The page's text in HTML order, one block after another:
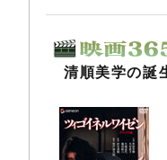
清順美学の誕